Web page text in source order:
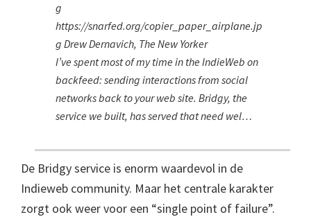
g
https://snarfed.org/copier_paper_airplane.jp
g Drew Dernavich, The New Yorker
I’ve spent most of my time in the IndieWeb on
backfeed: sending interactions from social
networks back to your web site. Bridgy, the
service we built, has served that need wel…
De Bridgy service is enorm waardevol in de
Indieweb community. Maar het centrale karakter
zorgt ook weer voor een “single point of failure”.